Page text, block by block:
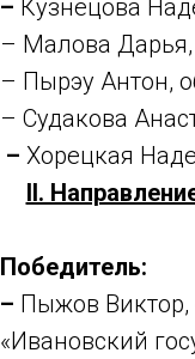
– Кузнецова
– Малова
– Пырэу Антон,
– Судакова
– Хорецкая
II.
Победитель:
– Пыжов
«Ивановский